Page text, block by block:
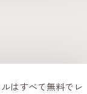
はすべて無料でレ